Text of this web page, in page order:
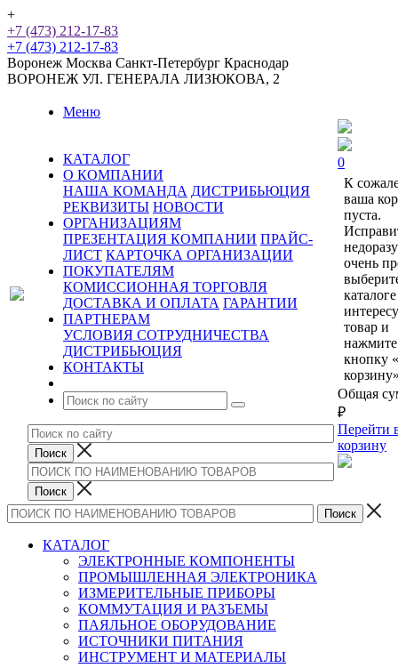
+
+7 (473) 212-17-83
+7 (473) 212-17-83
Воронеж Москва Санкт-Петербург Краснодар
ВОРОНЕЖ УЛ. ГЕНЕРАЛА ЛИЗЮКОВА, 2
Меню
КАТАЛОГ
О КОМПАНИИ
НАША КОМАНДА ДИСТРИБЬЮЦИЯ
РЕКВИЗИТЫ НОВОСТИ
ОРГАНИЗАЦИЯМ
ПРЕЗЕНТАЦИЯ КОМПАНИИ ПРАЙС-
ЛИСТ КАРТОЧКА ОРГАНИЗАЦИИ
ПОКУПАТЕЛЯМ
КОМИССИОННАЯ ТОРГОВЛЯ
ДОСТАВКА И ОПЛАТА ГАРАНТИИ
ПАРТНЕРАМ
УСЛОВИЯ СОТРУДНИЧЕСТВА
ДИСТРИБЬЮЦИЯ
КОНТАКТЫ
0
К
ваша
пуста.
очень
каталоге
товар и
нажмите
кнопку
Общая
₽
Перейти
корзину
КАТАЛОГ
ЭЛЕКТРОННЫЕ КОМПОНЕНТЫ
ПРОМЫШЛЕННАЯ ЭЛЕКТРОНИКА
ИЗМЕРИТЕЛЬНЫЕ ПРИБОРЫ
КОММУТАЦИЯ И РАЗЪЕМЫ
ПАЯЛЬНОЕ ОБОРУДОВАНИЕ
ИСТОЧНИКИ ПИТАНИЯ
ИНСТРУМЕНТ И МАТЕРИАЛЫ